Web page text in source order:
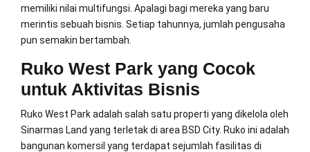
memiliki nilai multifungsi. Apalagi bagi mereka yang baru
merintis sebuah bisnis. Setiap tahunnya, jumlah pengusaha
pun semakin bertambah.
Ruko West Park yang Cocok
untuk Aktivitas Bisnis
Ruko West Park adalah salah satu properti yang dikelola oleh
Sinarmas Land yang terletak di area BSD City. Ruko ini adalah
bangunan komersil yang terdapat sejumlah fasilitas di